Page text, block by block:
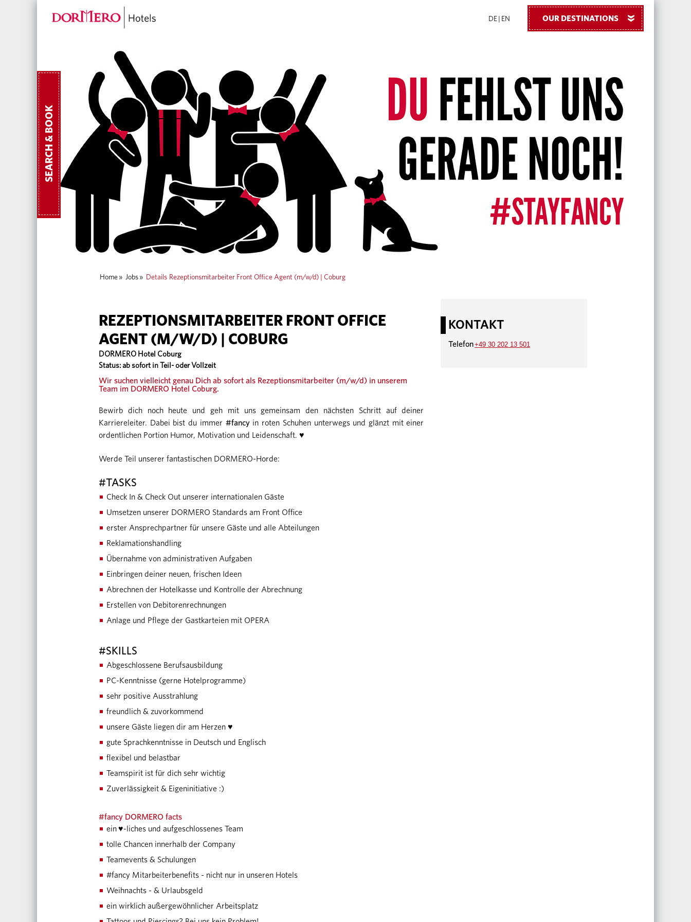
DE EN OUR DESTINATIONS »
SEARCH & BOOK
Home » Jobs » Details Rezeptionsmitarbeiter Front Office Agent (m/w/d) | Coburg
REZEPTIONSMITARBEITER FRONT OFFICE
AGENT (M/W/D) | COBURG
DORMERO Hotel Coburg
Status: ab sofort in Teil- oder Vollzeit
Wir suchen vielleicht genau Dich ab sofort als Rezeptionsmitarbeiter (m/w/d) in unserem
Team im DORMERO Hotel Coburg.
Bewirb dich noch heute und geh mit uns gemeinsam den nächsten Schritt auf deiner
Karriereleiter. Dabei bist du immer #fancyin roten Schuhen unterwegs und glänzt mit einer
ordentlichen Portion Humor, Motivation und Leidenschaft. ♥
Werde Teil unserer fantastischen DORMERO-Horde:
#TASKS
Check In & Check Out unserer internationalen Gäste
Umsetzen unserer DORMERO Standards am Front Office
erster Ansprechpartner für unsere Gäste und alle Abteilungen
Reklamationshandling
Übernahme von administrativen Aufgaben
Einbringen deiner neuen, frischen Ideen
Abrechnen der Hotelkasse und Kontrolle der Abrechnung
Erstellen von Debitorenrechnungen
Anlage und Pflege der Gastkarteien mit OPERA
#SKILLS
Abgeschlossene Berufsausbildung
PC-Kenntnisse (gerne Hotelprogramme)
sehr positive Ausstrahlung
freundlich & zuvorkommend
unsere Gäste liegen dir am Herzen ♥
gute Sprachkenntnisse in Deutsch und Englisch
flexibel und belastbar
Teamspirit ist für dich sehr wichtig
Zuverlässigkeit & Eigeninitiative :)
#fancy DORMERO facts
ein♥-liches und aufgeschlossenes Team
tolle Chancen innerhalb der Company
Teamevents & Schulungen
#fancy Mitarbeiterbenefits - nicht nur in unseren Hotels
Weihnachts - & Urlaubsgeld
ein wirklich außergewöhnlicher Arbeitsplatz
KONTAKT
Telefon+49 30 202 13 501